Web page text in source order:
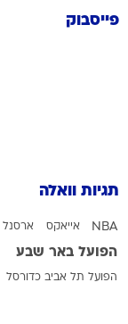
פייסבוק
תגיות וואלה
NBA אייאקס ארסנל
הפועל באר שבע
הפועל תל אביב כדורסל